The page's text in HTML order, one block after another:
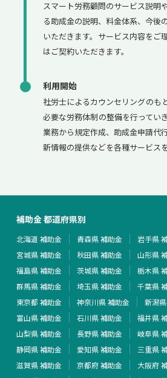
スマート労務顧問のサービス説明
る助成金の説明、料金体系、今後
いただきます。サービス内容をご
はご契約いただきます。
利用開始
社労士によるカウンセリングのも
必要な労務体制の整備を行ってい
業務から規定作成、助成金申請代
新情報の提供などを各種サービス
補助金 都道府県別
北海道 補助金 青森県 補助金
岩手県
宮城県 補助金
秋田県 補助金
山形県
福島県 補助金
茨城県 補助金
栃木県
群馬県 補助金
埼玉県 補助金
千葉県
東京都 補助金
神奈川県 補助金
新潟
富山県 補助金
石川県 補助金
福井県
山梨県 補助金
長野県 補助金
岐阜県
静岡県 補助金
愛知県 補助金
三重県
滋賀県 補助金
京都府 補助金
大阪府